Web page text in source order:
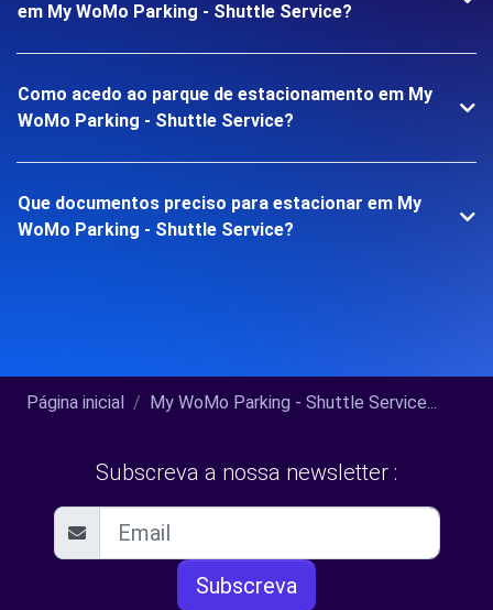
em My WoMo Parking - Shuttle Service?
Como acedo ao parque de estacionamento em My
WoMo Parking - Shuttle Service?
Que documentos preciso para estacionar em My
WoMo Parking - Shuttle Service?
Página inicial My WoMo Parking - Shuttle Service...
Subscreva a nossa newsletter :
Subscreva